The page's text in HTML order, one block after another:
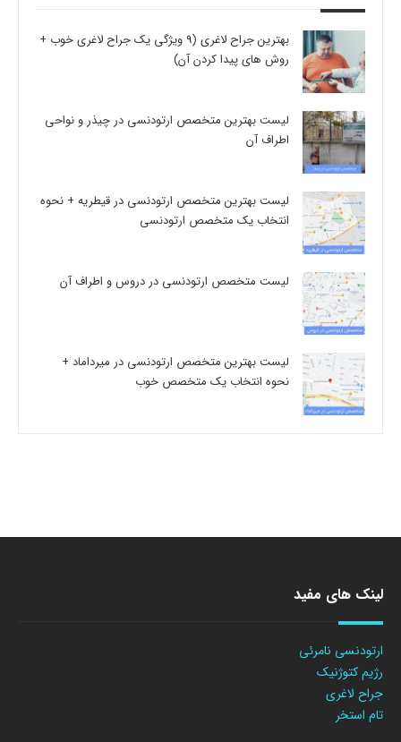
بهترین جراح لاغری (9 ویژگی یک جراح لاغری خوب +
روش های پیدا کردن آن)
لیست بهترین متخصص ارتودنسی در چیذر و نواحی
اطراف آن
لیست بهترین متخصص ارتودنسی در قیطریه + نحوه
انتخاب یک متخصص ارتودنسی
لیست متخصص ارتودنسی در دروس و اطراف آن
لیست بهترین متخصص ارتودنسی در میرداماد +
نحوه انتخاب یک متخصص خوب
لینک های مفید
ارتودنسی نامرئی
رژیم کتوژنیک
جراح لاغری
تام استخر